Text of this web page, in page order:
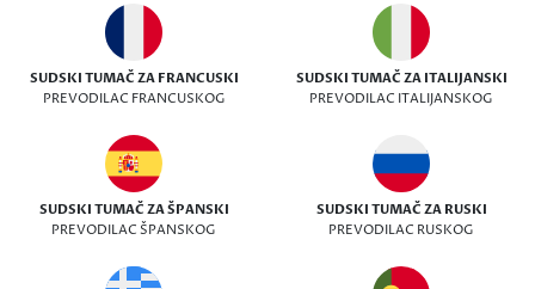
SUDSKI TUMAČ ZA FRANCUSKI
PREVODILAC FRANCUSKOG
SUDSKI TUMAČ ZA ITALIJANSKI
PREVODILAC ITALIJANSKOG
SUDSKI TUMAČ ZA ŠPANSKI
PREVODILAC ŠPANSKOG
SUDSKI TUMAČ ZA RUSKI
PREVODILAC RUSKOG